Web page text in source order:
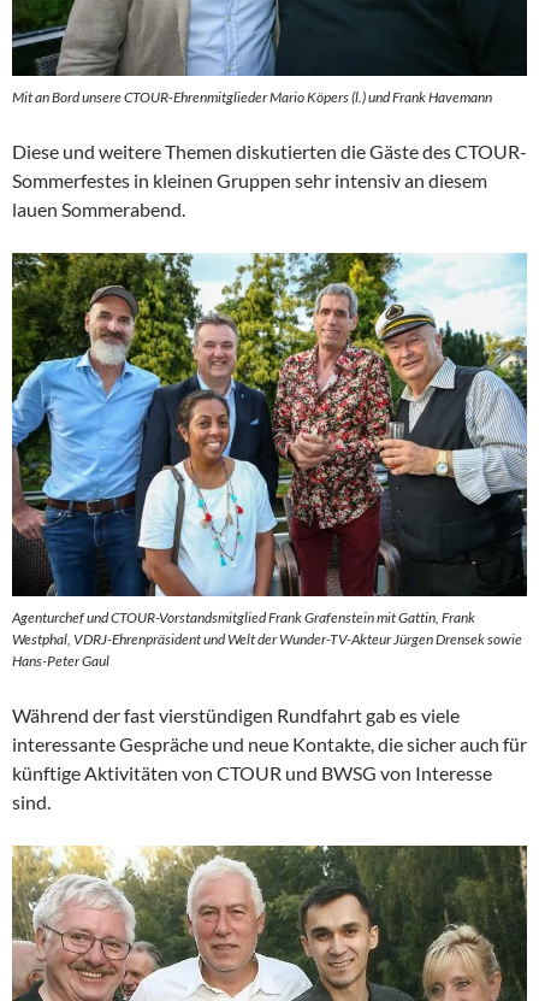
Mit an Bord unsere CTOUR-Ehrenmitglieder Mario Köpers (l.) und Frank Havemann
Diese und weitere Themen diskutierten die Gäste des CTOUR-
Sommerfestes in kleinen Gruppen sehr intensiv an diesem
lauen Sommerabend.
Agenturchef und CTOUR-Vorstandsmitglied Frank Grafenstein mit Gattin, Frank
Westphal, VDRJ-Ehrenpräsident und Welt der Wunder-TV-Akteur Jürgen Drensek sowie
Hans-Peter Gaul
Während der fast vierstündigen Rundfahrt gab es viele
interessante Gespräche und neue Kontakte, die sicher auch für
künftige Aktivitäten von CTOUR und BWSG von Interesse
sind.